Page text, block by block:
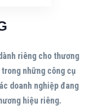
riêng cho thương
những công cụ
doanh nghiệp đang
hiệu riêng.